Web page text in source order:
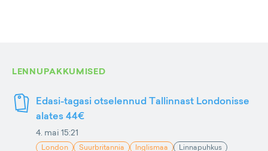
LENNUPAKKUMISED
Edasi-tagasi otselennud Tallinnast Londonisse
alates 44€
4. mai 15:21
London Suurbritannia Inglismaa Linnapuhkus